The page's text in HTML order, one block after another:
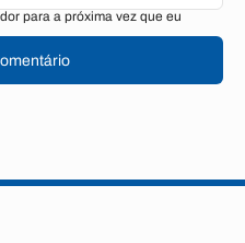
para a próxima vez que eu